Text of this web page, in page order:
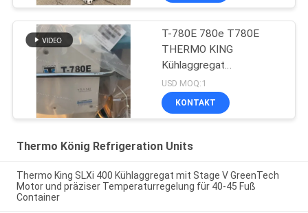
T-780E 780e T780E
THERMO KING
Kühlaggregat
Elektrolüfter mit
Dieselmotor mit
elektrischem Standby
USD MOQ:1
KONTAKT
Thermo König Refrigeration Units
Thermo King SLXi 400 Kühlaggregat mit Stage V GreenTech
Motor und präziser Temperaturregelung für 40-45 Fuß
Container